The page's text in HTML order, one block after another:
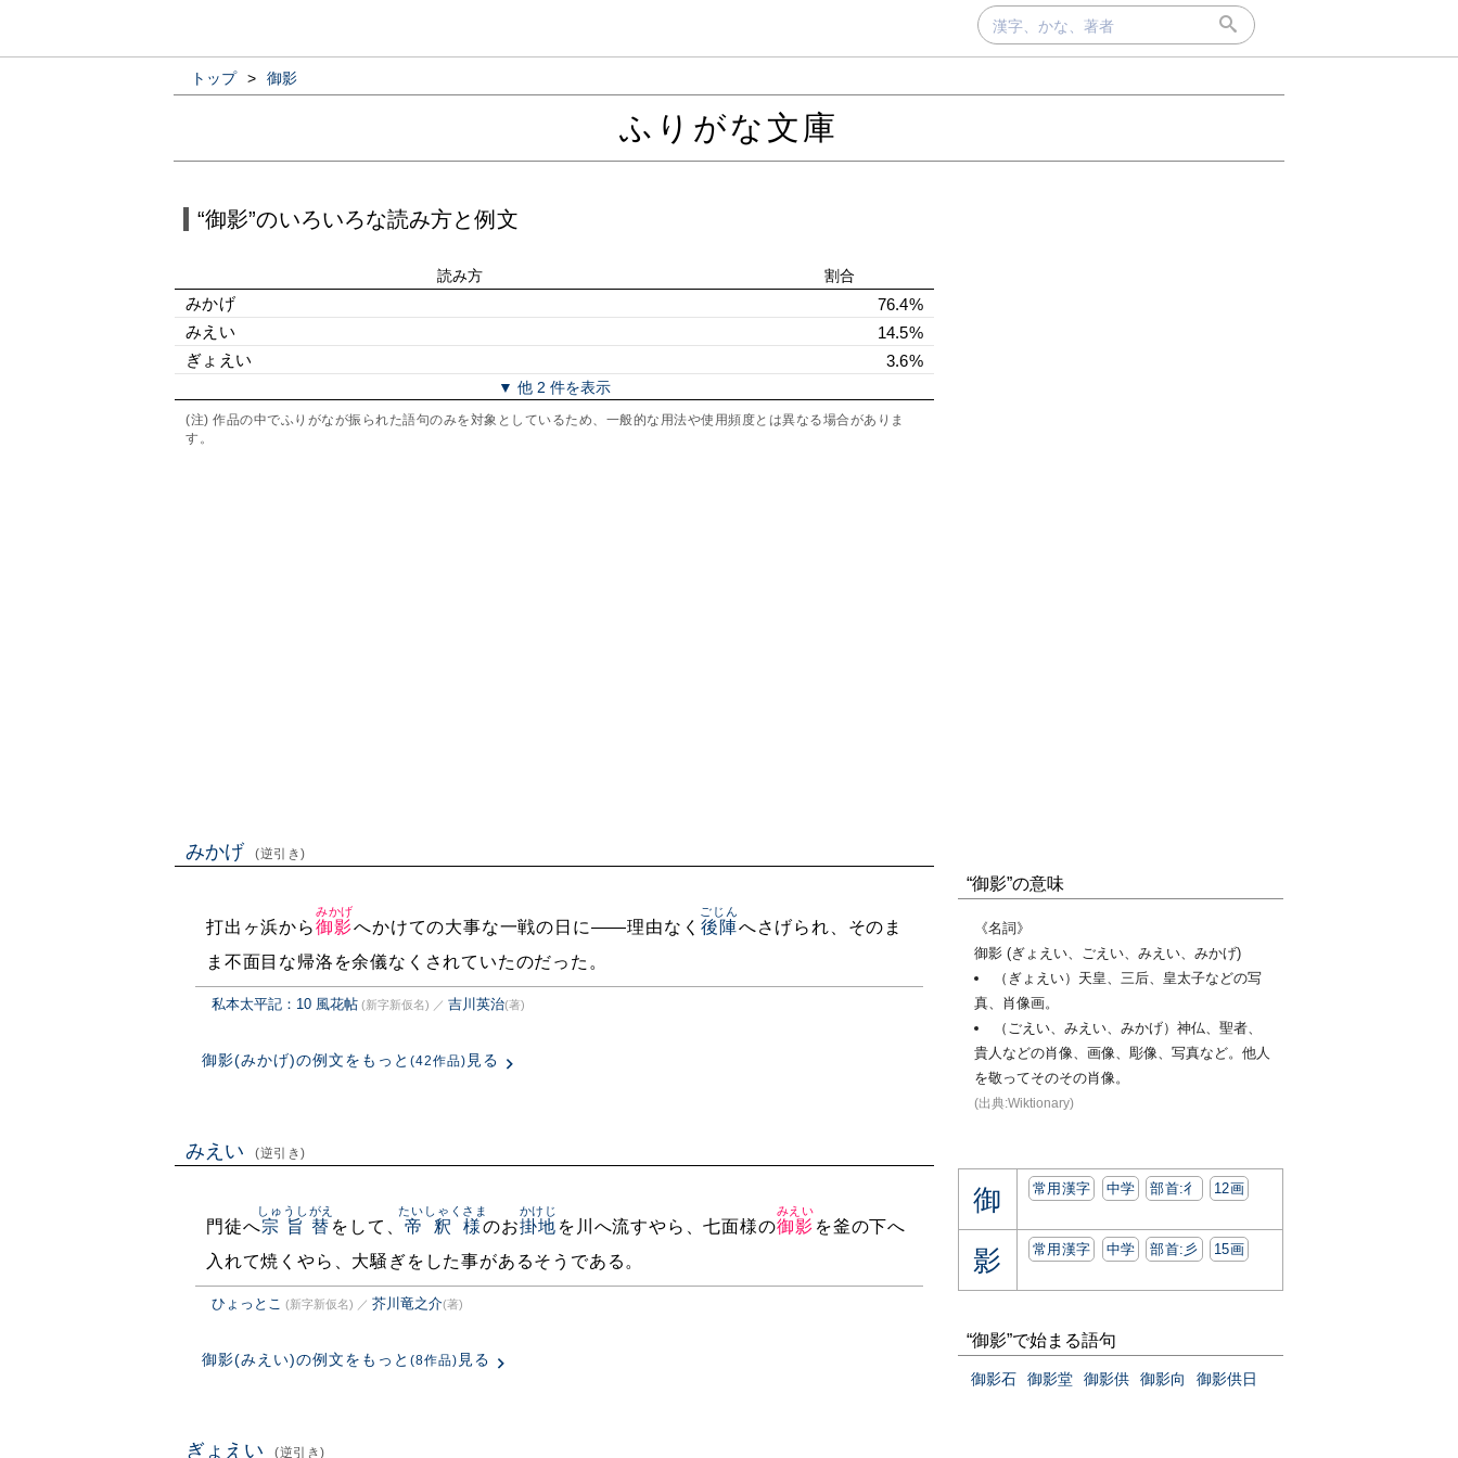
トップ > 御影
ふりがな文庫
“御影”のいろいろな読み方と例文
読み方 割合
みかげ
76.4%
みえい
14.5%
ぎょえい
3.6%
▼ 他 2 件を表示
(注) 作品の中でふりがなが振られた語句のみを対象としているため、一般的な用法や使用頻度とは異なる場合がありま
す。
みかげ (逆引き)
打出ヶ浜から御影
みかげ
へかけての大事な一戦の日に——理由なく 後陣
ごじん
へさげられ、そのま
ま不面目な帰洛を余儀なくされていたのだった。
私本太平記：10 風花帖 (新字新仮名) ／ 吉川英治(著)
御影(みかげ)の例文をもっと (42作品) 見る
みえい (逆引き)
門徒へ宗旨替
しゅうしがえ
をして、 帝釈様
たいしゃくさま
のお掛地
かけじ
を川へ流すやら、七面様の御影
みえい
を釜の下へ
入れて焼くやら、大騒ぎをした事があるそうである。
ひょっとこ (新字新仮名) ／ 芥川竜之介(著)
御影(みえい)の例文をもっと (8作品) 見る
ぎょえい (逆引き)
“御影”の意味
《名詞》
御影 (ぎょえい、ごえい、みえい、みかげ)
（ぎょえい）天皇、三后、皇太子などの写
真、肖像画。
（ごえい、みえい、みかげ）神仏、聖者、
貴人などの肖像、画像、彫像、写真など。他人
を敬ってそのその肖像。
(出典:Wiktionary)
御 常用漢字 中学 部首:⼻ 12画
影 常用漢字 中学 部首:⼺ 15画
“御影”で始まる語句
御影石 御影堂 御影供 御影向 御影供日